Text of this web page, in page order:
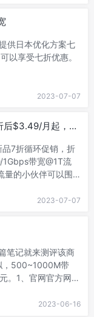
供日本优化方案七
以享受七折优惠。
2023-07-07
$3.49/月起，
7折循环促销，折
带宽@1T流
量的小伙伴可以围
2023-07-07
笔记就来测评该商
，500~1000M带
。1、官网官方网
2023-06-16